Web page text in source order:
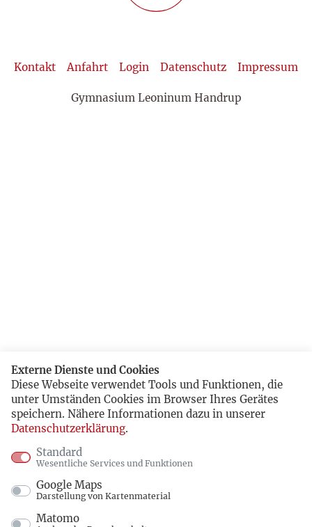
Kontakt Anfahrt Login Datenschutz Impressum
Gymnasium Leoninum Handrup
Externe Dienste und Cookies
Diese Webseite verwendet Tools und Funktionen, die
unter Umständen Cookies im Browser Ihres Gerätes
speichern. Nähere Informationen dazu in unserer
Datenschutzerklärung.
Standard
Wesentliche Services und Funktionen
Google Maps
Darstellung von Kartenmaterial
Matomo